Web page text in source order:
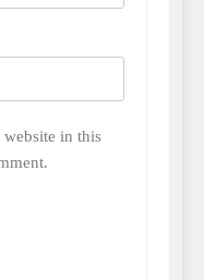
website in this